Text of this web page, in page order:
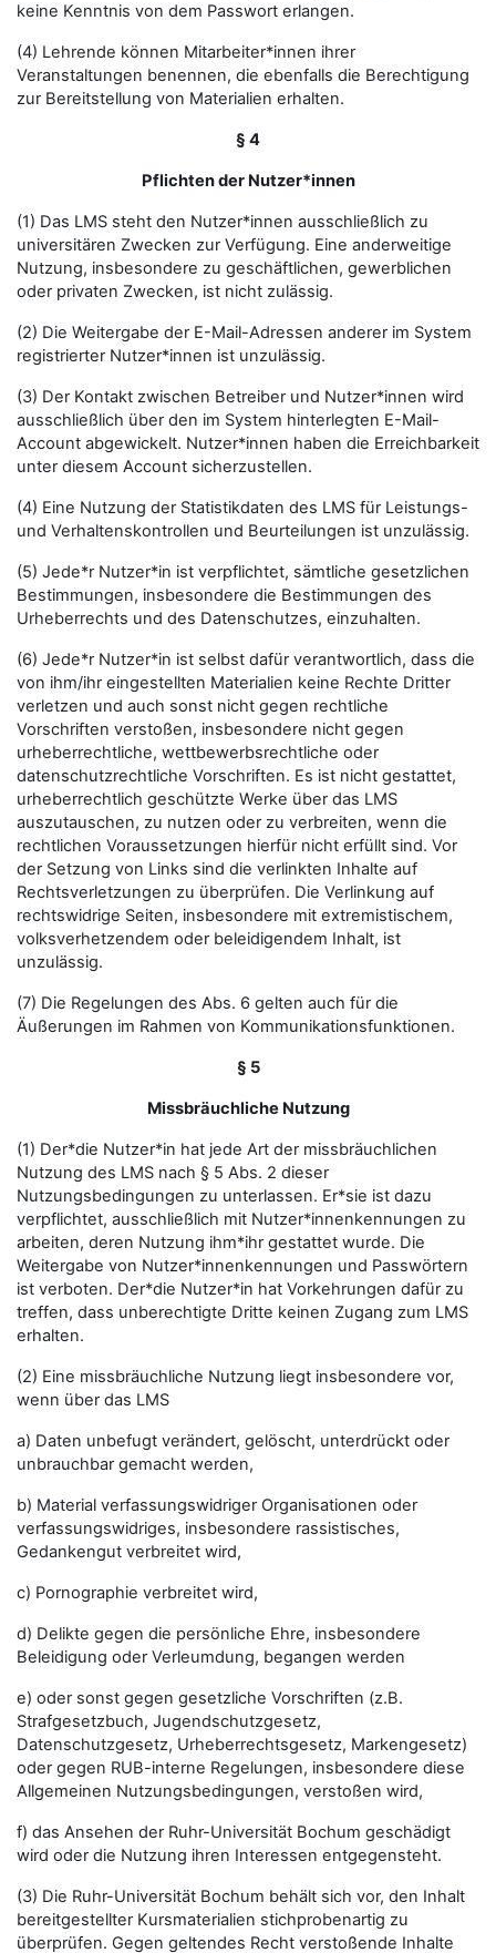
keine Kenntnis von dem Passwort erlangen.
(4) Lehrende können Mitarbeiter*innen ihrer
Veranstaltungen benennen, die ebenfalls die Berechtigung
zur Bereitstellung von Materialien erhalten.
§ 4
Pflichten der Nutzer*innen
(1) Das LMS steht den Nutzer*innen ausschließlich zu
universitären Zwecken zur Verfügung. Eine anderweitige
Nutzung, insbesondere zu geschäftlichen, gewerblichen
oder privaten Zwecken, ist nicht zulässig.
(2) Die Weitergabe der E-Mail-Adressen anderer im System
registrierter Nutzer*innen ist unzulässig.
(3) Der Kontakt zwischen Betreiber und Nutzer*innen wird
ausschließlich über den im System hinterlegten E-Mail-
Account abgewickelt. Nutzer*innen haben die Erreichbarkeit
unter diesem Account sicherzustellen.
(4) Eine Nutzung der Statistikdaten des LMS für Leistungs-
und Verhaltenskontrollen und Beurteilungen ist unzulässig.
(5) Jede*r Nutzer*in ist verpflichtet, sämtliche gesetzlichen
Bestimmungen, insbesondere die Bestimmungen des
Urheberrechts und des Datenschutzes, einzuhalten.
(6) Jede*r Nutzer*in ist selbst dafür verantwortlich, dass die
von ihm/ihr eingestellten Materialien keine Rechte Dritter
verletzen und auch sonst nicht gegen rechtliche
Vorschriften verstoßen, insbesondere nicht gegen
urheberrechtliche, wettbewerbsrechtliche oder
datenschutzrechtliche Vorschriften. Es ist nicht gestattet,
urheberrechtlich geschützte Werke über das LMS
auszutauschen, zu nutzen oder zu verbreiten, wenn die
rechtlichen Voraussetzungen hierfür nicht erfüllt sind. Vor
der Setzung von Links sind die verlinkten Inhalte auf
Rechtsverletzungen zu überprüfen. Die Verlinkung auf
rechtswidrige Seiten, insbesondere mit extremistischem,
volksverhetzendem oder beleidigendem Inhalt, ist
unzulässig.
(7) Die Regelungen des Abs. 6 gelten auch für die
Äußerungen im Rahmen von Kommunikationsfunktionen.
§ 5
Missbräuchliche Nutzung
(1) Der*die Nutzer*in hat jede Art der missbräuchlichen
Nutzung des LMS nach § 5 Abs. 2 dieser
Nutzungsbedingungen zu unterlassen. Er*sie ist dazu
verpflichtet, ausschließlich mit Nutzer*innenkennungen zu
arbeiten, deren Nutzung ihm*ihr gestattet wurde. Die
Weitergabe von Nutzer*innenkennungen und Passwörtern
ist verboten. Der*die Nutzer*in hat Vorkehrungen dafür zu
treffen, dass unberechtigte Dritte keinen Zugang zum LMS
erhalten.
(2) Eine missbräuchliche Nutzung liegt insbesondere vor,
wenn über das LMS
a) Daten unbefugt verändert, gelöscht, unterdrückt oder
unbrauchbar gemacht werden,
b) Material verfassungswidriger Organisationen oder
verfassungswidriges, insbesondere rassistisches,
Gedankengut verbreitet wird,
c) Pornographie verbreitet wird,
d) Delikte gegen die persönliche Ehre, insbesondere
Beleidigung oder Verleumdung, begangen werden
e) oder sonst gegen gesetzliche Vorschriften (z.B.
Strafgesetzbuch, Jugendschutzgesetz,
Datenschutzgesetz, Urheberrechtsgesetz, Markengesetz)
oder gegen RUB-interne Regelungen, insbesondere diese
Allgemeinen Nutzungsbedingungen, verstoßen wird,
f) das Ansehen der Ruhr-Universität Bochum geschädigt
wird oder die Nutzung ihren Interessen entgegensteht.
(3) Die Ruhr-Universität Bochum behält sich vor, den Inhalt
bereitgestellter Kursmaterialien stichprobenartig zu
überprüfen. Gegen geltendes Recht verstoßende Inhalte